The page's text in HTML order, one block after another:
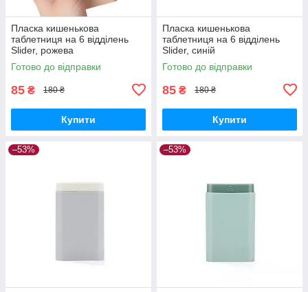
Пласка кишенькова
таблетниця на 6 відділень
Slider, рожева
Готово до відправки
85 ₴ 180 ₴
Купити
Пласка кишенькова
таблетниця на 6 відділень
Slider, синій
Готово до відправки
85 ₴ 180 ₴
Купити
–53% –53%